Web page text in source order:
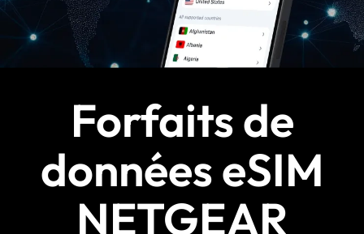
Forfaits de
données eSIM
NETGEAR